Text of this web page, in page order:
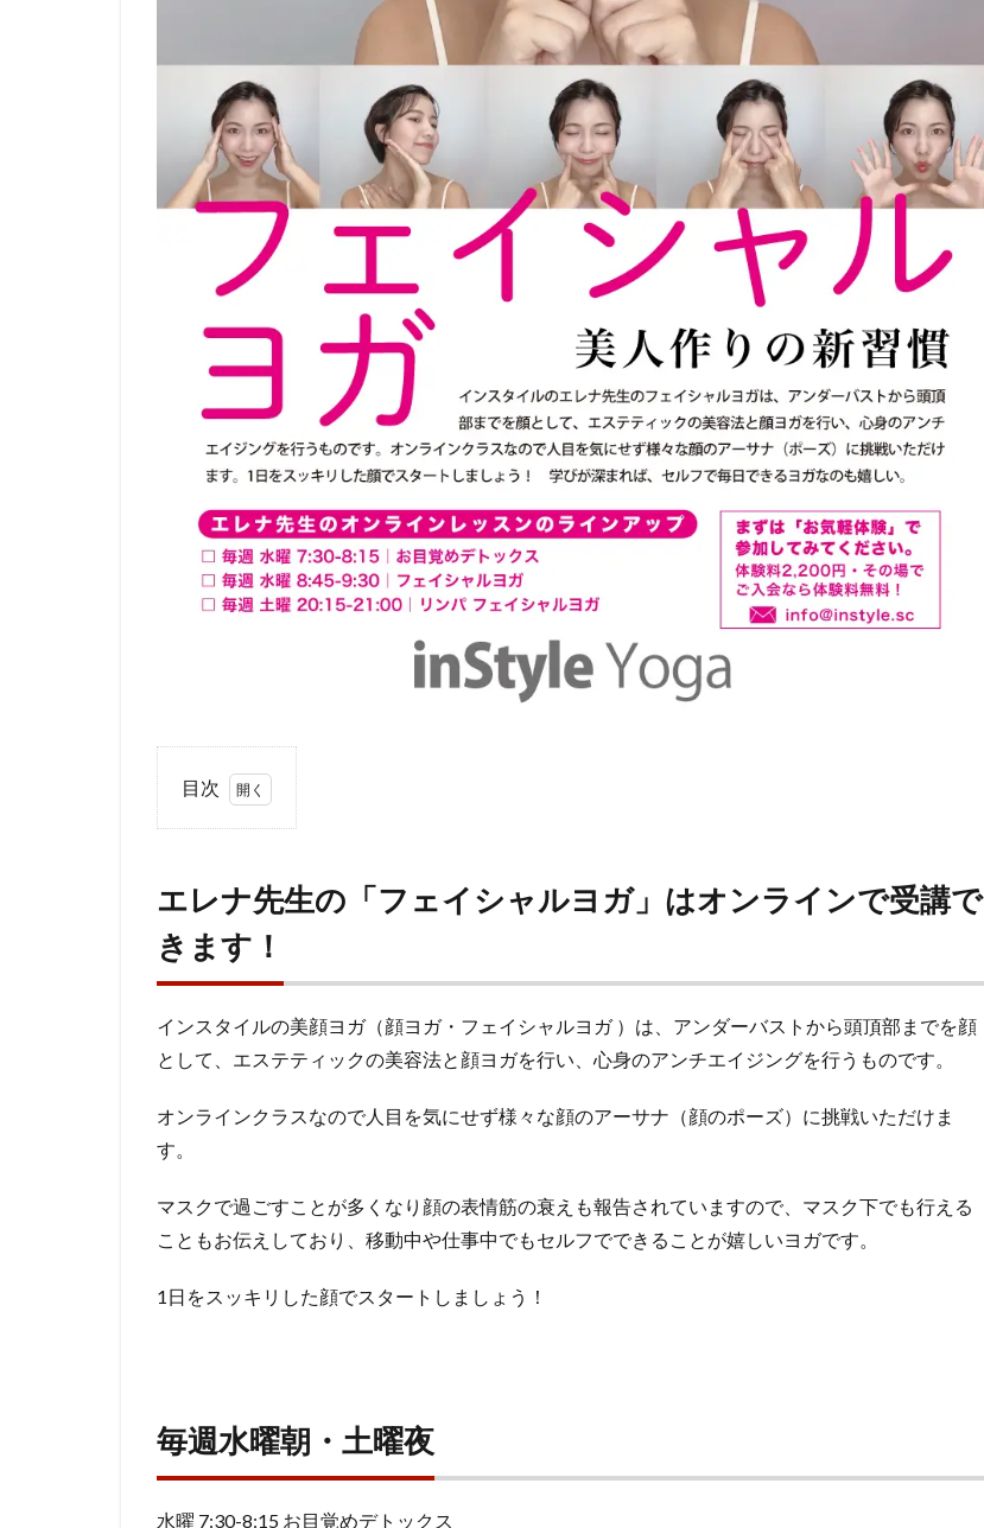
目次
生の
「フ
ェイ
ルヨ
ガ」
ンラ
講で
す！
2
夜
3
フ
エレナ先生の「フェイシャルヨガ」はオンラインで受講で
きます！
インスタイルの美顔ヨガ（顔ヨガ・フェイシャルヨガ ）は、アンダーバストから頭頂部までを顔
として、エステティックの美容法と顔ヨガを行い、心身のアンチエイジングを行うものです。
オンラインクラスなので人目を気にせず様々な顔のアーサナ（顔のポーズ）に挑戦いただけま
す。
マスクで過ごすことが多くなり顔の表情筋の衰えも報告されていますので、マスク下でも行える
こともお伝えしており、移動中や仕事中でもセルフでできることが嬉しいヨガです。
1日をスッキリした顔でスタートしましょう！
毎週水曜朝・土曜夜
水曜 7:30-8:15 お目覚めデトックス